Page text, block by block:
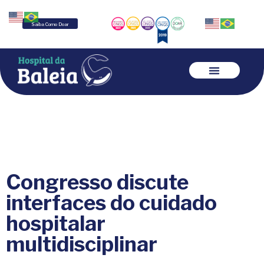
Saiba Como Doar
Congresso discute
interfaces do cuidado
hospitalar
multidisciplinar